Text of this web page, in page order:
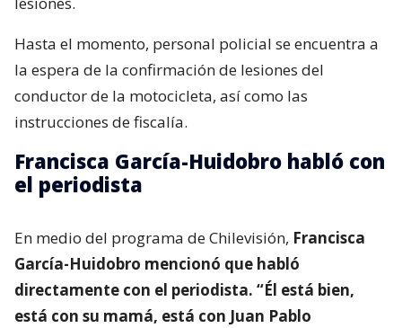
Hasta el momento, personal policial se encuentra a
la espera de la confirmación de lesiones del
conductor de la motocicleta, así como las
instrucciones de fiscalía.
Francisca García-Huidobro habló con
el periodista
En medio del programa de Chilevisión, Francisca
García-Huidobro mencionó que habló
directamente con el periodista. “Él está bien,
está con su mamá, está con Juan Pablo